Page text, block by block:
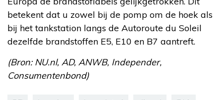
betekent dat u zowel bij de pomp om de hoek als
bij het tankstation langs de Autoroute du Soleil
dezelfde brandstoffen E5, E10 en B7 aantreft.
(Bron: NU.nl, AD, ANWB, Independer,
Consumentenbond)